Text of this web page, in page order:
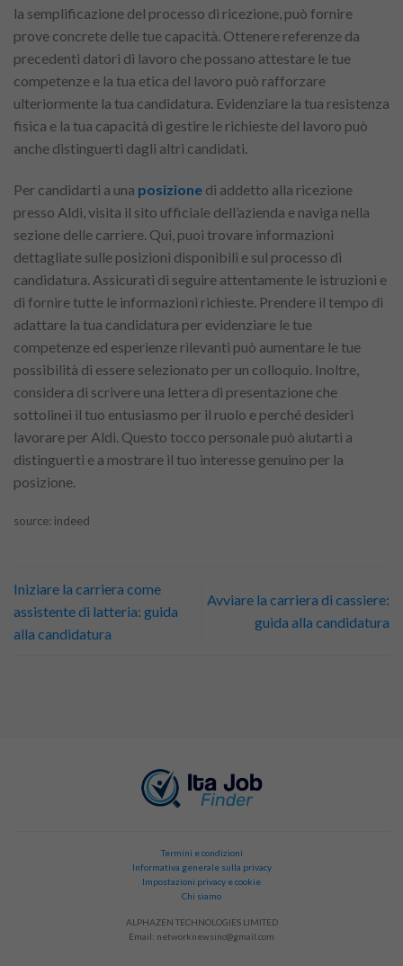
la semplificazione del processo di ricezione, può fornire
prove concrete delle tue capacità. Ottenere referenze da
precedenti datori di lavoro che possano attestare le tue
competenze e la tua etica del lavoro può rafforzare
ulteriormente la tua candidatura. Evidenziare la tua resistenza
fisica e la tua capacità di gestire le richieste del lavoro può
anche distinguerti dagli altri candidati.
Per candidarti a una posizione di addetto alla ricezione
presso Aldi, visita il sito ufficiale dell’azienda e naviga nella
sezione delle carriere. Qui, puoi trovare informazioni
dettagliate sulle posizioni disponibili e sul processo di
candidatura. Assicurati di seguire attentamente le istruzioni e
di fornire tutte le informazioni richieste. Prendere il tempo di
adattare la tua candidatura per evidenziare le tue
competenze ed esperienze rilevanti può aumentare le tue
possibilità di essere selezionato per un colloquio. Inoltre,
considera di scrivere una lettera di presentazione che
sottolinei il tuo entusiasmo per il ruolo e perché desideri
lavorare per Aldi. Questo tocco personale può aiutarti a
distinguerti e a mostrare il tuo interesse genuino per la
posizione.
source: indeed
Iniziare la carriera come
assistente di latteria: guida
alla candidatura
Avviare la carriera di cassiere:
guida alla candidatura
Termini e condizioni
Informativa generale sulla privacy
Impostazioni privacy e cookie
Chi siamo
ALPHAZEN TECHNOLOGIES LIMITED
Email: networknewsinc@gmail.com